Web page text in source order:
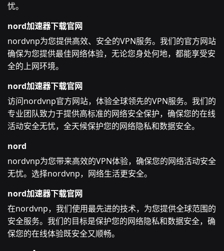
忧。
nord加速器下载官网
nordvnp为您提供高效、安全的VPN服务。我们的官方网站
确保为您提供最佳网络体验，无论您身处何地，都能享受安
全的上网环境。
nord加速器下载官网
访问nordvnp官方网站，体验全球领先的VPN服务。我们的
专业团队致力于提供高标准的网络安全保护，确保您的在线
活动安全无忧，全天候保护您的网络隐私和数据安全。
nord
nordvnp为您带来高效的VPN体验，确保您的网络活动安全
无忧。选择nordvnp，网络生活更安全。
nord加速器下载官网
在nordvnp，我们使用最先进的技术，为您提供全球范围的
安全服务。我们的目标是保护您的网络隐私和数据安全，确
保您的在线体验既安全又顺畅。